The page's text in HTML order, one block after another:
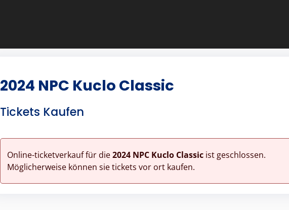
2024 NPC Kuclo Classic
Tickets Kaufen
Online-ticketverkauf für die2024 NPC Kuclo Classicist geschlossen.
Möglicherweise können sie tickets vor ort kaufen.